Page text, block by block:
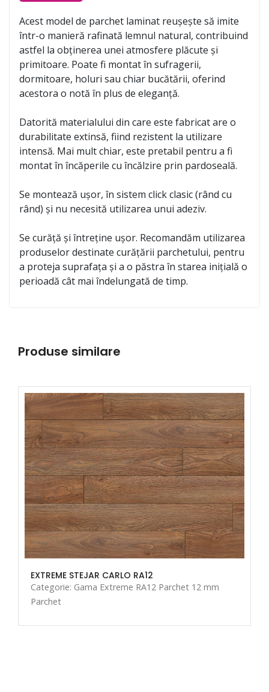
Acest model de parchet laminat reușește să imite
într-o manieră rafinată lemnul natural, contribuind
astfel la obținerea unei atmosfere plăcute și
primitoare. Poate fi montat în sufragerii,
dormitoare, holuri sau chiar bucătării, oferind
acestora o notă în plus de eleganță.
Datorită materialului din care este fabricat are o
durabilitate extinsă, fiind rezistent la utilizare
intensă. Mai mult chiar, este pretabil pentru a fi
montat în încăperile cu încălzire prin pardoseală.
Se montează ușor, în sistem click clasic (rând cu
rând) și nu necesită utilizarea unui adeziv.
Se curăță și întreține ușor. Recomandăm utilizarea
produselor destinate curățării parchetului, pentru
a proteja suprafața și a o păstra în starea inițială o
perioadă cât mai îndelungată de timp.
Produse similare
EXTREME STEJAR CARLO RA12
Categorie: Gama Extreme RA12 Parchet 12 mm
Parchet